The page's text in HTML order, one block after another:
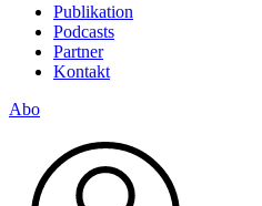
Publikation
Podcasts
Partner
Kontakt
Abo